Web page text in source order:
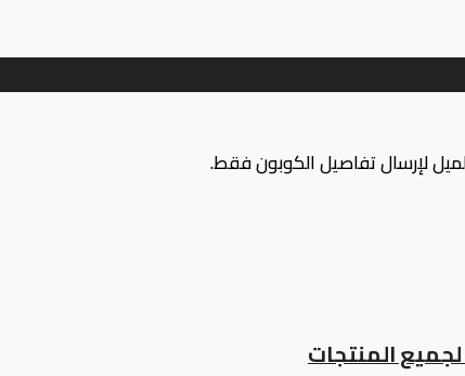
لإرسال تفاصيل الكوبون فقط.